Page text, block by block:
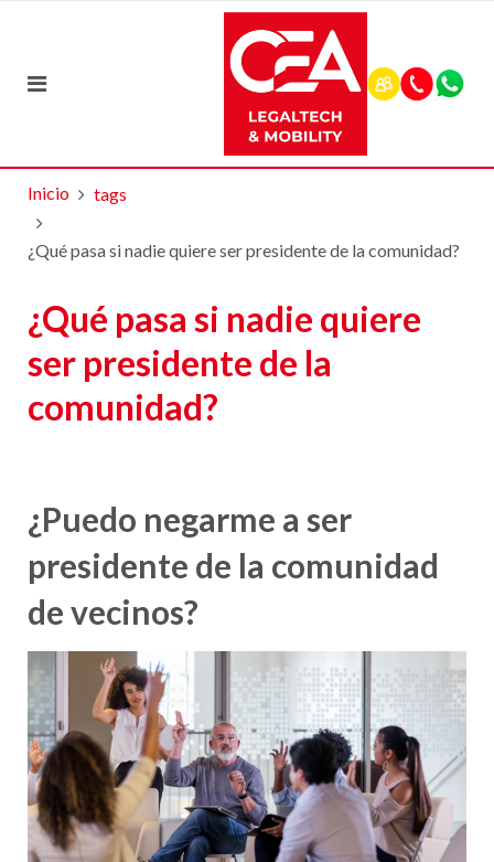
Inicio tags
¿Qué pasa si nadie quiere ser presidente de la comunidad?
¿Qué pasa si nadie quiere
ser presidente de la
comunidad?
¿Puedo negarme a ser
presidente de la comunidad
de vecinos?